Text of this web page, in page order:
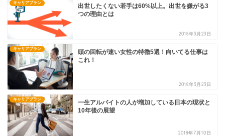
キャリアプラン
出世したくない若手は60%以上。出世を嫌がる3
つの理由とは
2018年3月23日
キャリアプラン
頭の回転が速い女性の特徴5選！向いてる仕事は
これ！
2018年3月23日
キャリアプラン
一生アルバイトの人が増加している日本の現状と
10年後の展望
2018年7月10日